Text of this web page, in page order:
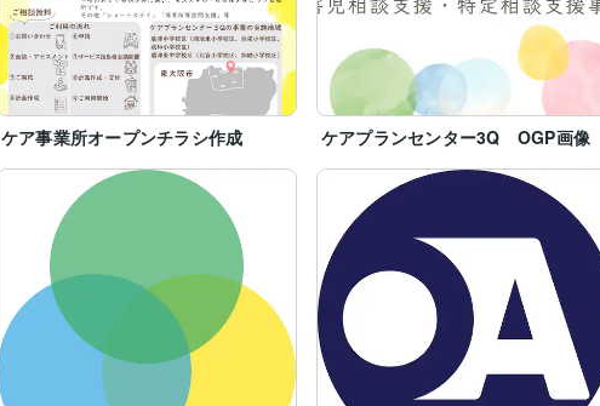
ケア事業所オープンチラシ作成 ケアプランセンター3Q OGP画像